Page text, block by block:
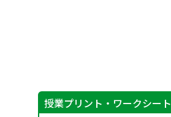
授業プリント・ワークシート